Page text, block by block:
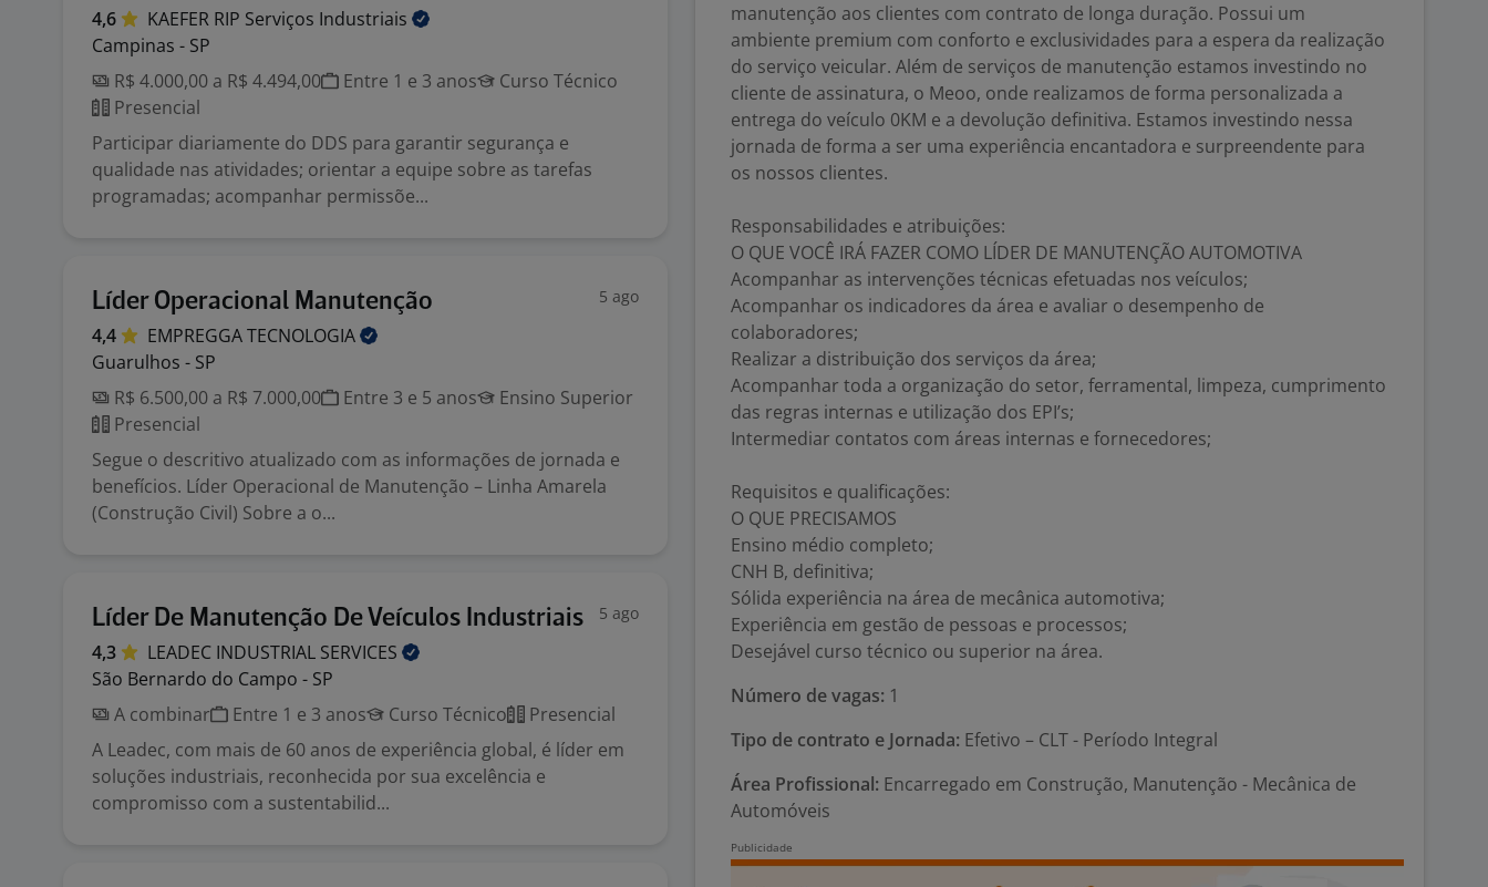
4,6 KAEFER RIP Serviços Industriais
Campinas - SP
R$ 4.000,00 a R$ 4.494,00
Entre 1 e 3 anos
Curso Técnico
Presencial
Participar diariamente do DDS para garantir segurança e
qualidade nas atividades; orientar a equipe sobre as tarefas
programadas; acompanhar permissõe...
Líder Operacional Manutenção 5 ago
4,4 EMPREGGATECNOLOGIA
Guarulhos - SP
R$ 6.500,00 a R$ 7.000,00
Entre 3 e 5 anos
Ensino Superior
Presencial
Segue o descritivo atualizado com as informações de jornada e
benefícios. Líder Operacional de Manutenção – Linha Amarela
(Construção Civil) Sobre a o...
Líder De Manutenção De Veículos Industriais 5 ago
4,3 LEADEC INDUSTRIAL SERVICES
São Bernardo do Campo - SP
A combinar
Entre 1 e 3 anos Curso Técnico
Presencial
A Leadec, com mais de 60 anos de experiência global, é líder em
soluções industriais, reconhecida por sua excelência e
compromisso com a sustentabilid...
manutenção aos clientes com contrato de longa duração. Possui um
ambiente premium com conforto e exclusividades para a espera da realização
do serviço veicular. Além de serviços de manutenção estamos investindo no
cliente de assinatura, o Meoo, onde realizamos de forma personalizada a
entrega do veículo 0KM e a devolução definitiva. Estamos investindo nessa
jornada de forma a ser uma experiência encantadora e surpreendente para
os nossos clientes.
Responsabilidades e atribuições:
O QUE VOCÊ IRÁ FAZER COMO LÍDER DE MANUTENÇÃO AUTOMOTIVA
Acompanhar as intervenções técnicas efetuadas nos veículos;
Acompanhar os indicadores da área e avaliar o desempenho de
colaboradores;
Realizar a distribuição dos serviços da área;
Acompanhar toda a organização do setor, ferramental, limpeza, cumprimento
das regras internas e utilização dos EPI’s;
Intermediar contatos com áreas internas e fornecedores;
Requisitos e qualificações:
O QUE PRECISAMOS
Ensino médio completo;
CNH B, definitiva;
Sólida experiência na área de mecânica automotiva;
Experiência em gestão de pessoas e processos;
Desejável curso técnico ou superior na área.
Número de vagas: 1
Tipo de contrato e Jornada: Efetivo – CLT - Período Integral
Área Profissional: Encarregado em Construção, Manutenção - Mecânica de
Automóveis